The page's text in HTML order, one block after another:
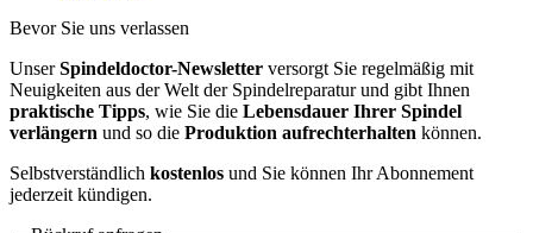
Bevor Sie uns verlassen
UnserSpindeldoctor-Newsletter versorgt Sie regelmäßig mit
Neuigkeiten aus der Welt der Spindelreparatur und gibt Ihnen
praktische Tipps, wie Sie die Lebensdauer Ihrer Spindel
verlängern und so die Produktion aufrechterhalten können.
Selbstverständlich kostenlos und Sie können Ihr Abonnement
jederzeit kündigen.